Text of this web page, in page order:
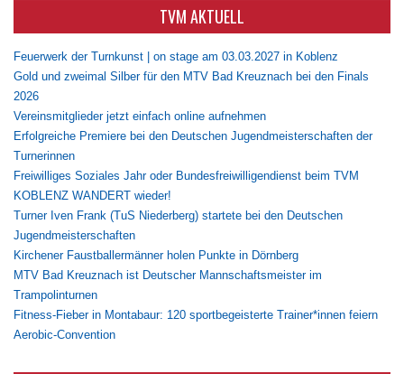
TVM AKTUELL
Feuerwerk der Turnkunst | on stage am 03.03.2027 in Koblenz
Gold und zweimal Silber für den MTV Bad Kreuznach bei den Finals
2026
Vereinsmitglieder jetzt einfach online aufnehmen
Erfolgreiche Premiere bei den Deutschen Jugendmeisterschaften der
Turnerinnen
Freiwilliges Soziales Jahr oder Bundesfreiwilligendienst beim TVM
KOBLENZ WANDERT wieder!
Turner Iven Frank (TuS Niederberg) startete bei den Deutschen
Jugendmeisterschaften
Kirchener Faustballermänner holen Punkte in Dörnberg
MTV Bad Kreuznach ist Deutscher Mannschaftsmeister im
Trampolinturnen
Fitness-Fieber in Montabaur: 120 sportbegeisterte Trainer*innen feiern
Aerobic-Convention